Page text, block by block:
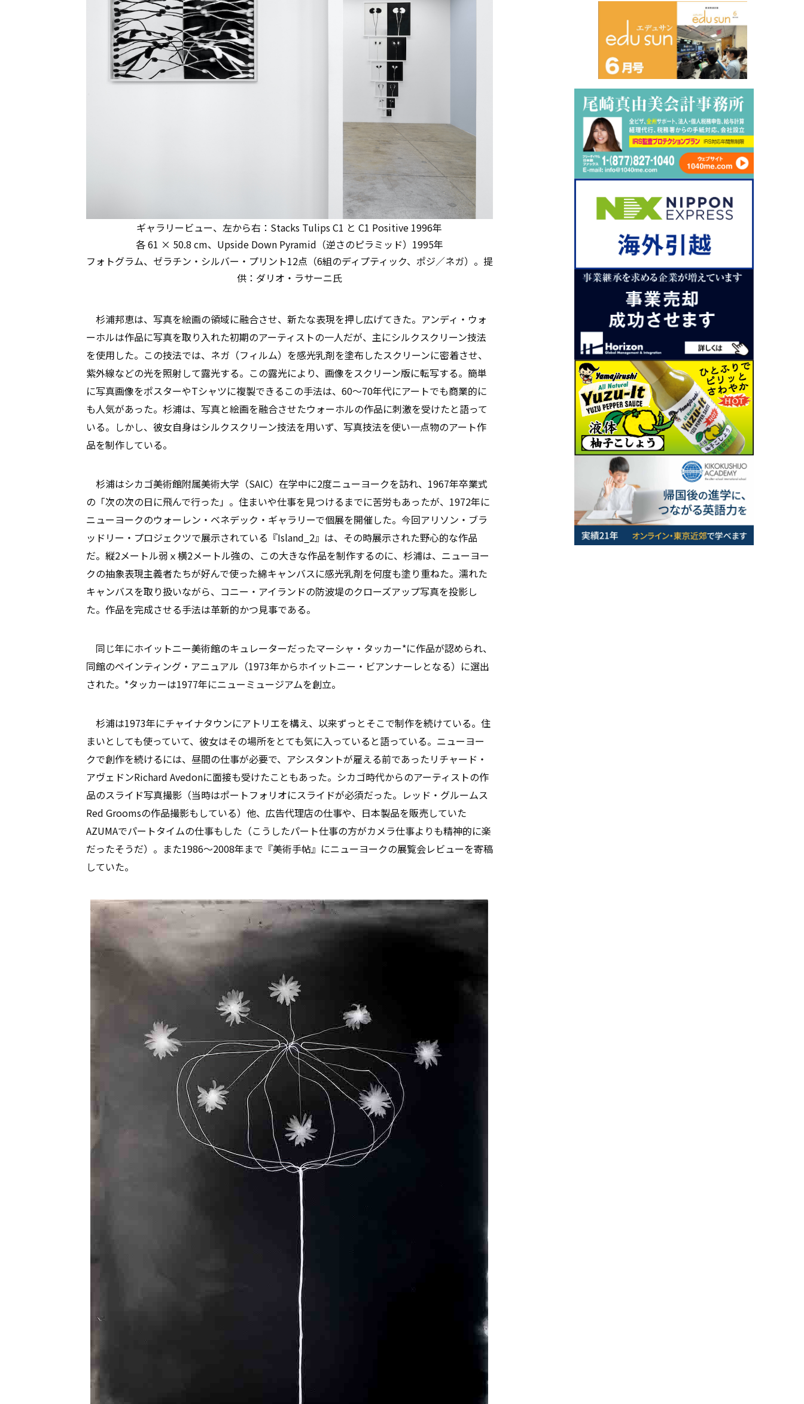
ギャラリービュー、左から右：Stacks Tulips C1 と C1 Positive 1996年
各 61 × 50.8 cm、Upside Down Pyramid（逆さのピラミッド）1995年
フォトグラム、ゼラチン・シルバー・プリント12点（6組のディプティック、ポジ／ネガ）。提
供：ダリオ・ラサーニ氏
杉浦邦恵は、写真を絵画の領域に融合させ、新たな表現を押し広げてきた。アンディ・ウォ
ーホルは作品に写真を取り入れた初期のアーティストの一人だが、主にシルクスクリーン技法
を使用した。この技法では、ネガ（フィルム）を感光乳剤を塗布したスクリーンに密着させ、
紫外線などの光を照射して露光する。この露光により、画像をスクリーン版に転写する。簡単
に写真画像をポスターやTシャツに複製できるこの手法は、60〜70年代にアートでも商業的に
も人気があった。杉浦は、写真と絵画を融合させたウォーホルの作品に刺激を受けたと語って
いる。しかし、彼女自身はシルクスクリーン技法を用いず、写真技法を使い一点物のアート作
品を制作している。
杉浦はシカゴ美術館附属美術大学（SAIC）在学中に2度ニューヨークを訪れ、1967年卒業式
の「次の次の日に飛んで行った」。住まいや仕事を見つけるまでに苦労もあったが、1972年に
ニューヨークのウォーレン・ベネデック・ギャラリーで個展を開催した。今回アリソン・ブラ
ッドリー・プロジェクツで展示されている『Island_2』は、その時展示された野心的な作品
だ。縦2メートル弱ｘ横2メートル強の、この大きな作品を制作するのに、杉浦は、ニューヨー
クの抽象表現主義者たちが好んで使った綿キャンバスに感光乳剤を何度も塗り重ねた。濡れた
キャンバスを取り扱いながら、コニー・アイランドの防波堤のクローズアップ写真を投影し
た。作品を完成させる手法は革新的かつ見事である。
同じ年にホイットニー美術館のキュレーターだったマーシャ・タッカー*に作品が認められ、
同館のペインティング・アニュアル（1973年からホイットニー・ビアンナーレとなる）に選出
された。*タッカーは1977年にニューミュージアムを創立。
杉浦は1973年にチャイナタウンにアトリエを構え、以来ずっとそこで制作を続けている。住
まいとしても使っていて、彼女はその場所をとても気に入っていると語っている。ニューヨー
クで創作を続けるには、昼間の仕事が必要で、アシスタントが雇える前であったリチャード・
アヴェドンRichard Avedonに面接も受けたこともあった。シカゴ時代からのアーティストの作
品のスライド写真撮影（当時はポートフォリオにスライドが必須だった。レッド・グルームス
Red Groomsの作品撮影もしている）他、広告代理店の仕事や、日本製品を販売していた
AZUMAでパートタイムの仕事もした（こうしたパート仕事の方がカメラ仕事よりも精神的に楽
だったそうだ）。また1986〜2008年まで『美術手帖』にニューヨークの展覧会レビューを寄稿
していた。